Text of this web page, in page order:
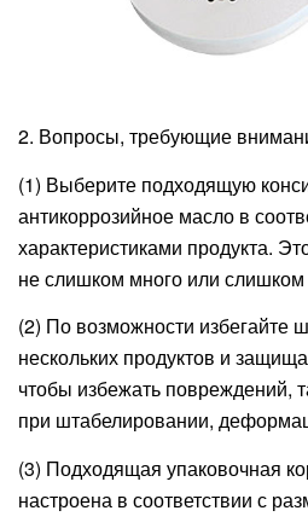
2. Вопросы, требующие
(1) Выберите подходящую
антикоррозийное масло в
характеристиками продукта.
не слишком много или
(2) По возможности избегайте
нескольких продуктов и
чтобы избежать повреждений,
при штабелировании,
(3) Подходящая упаковочная
настроена в соответствии с